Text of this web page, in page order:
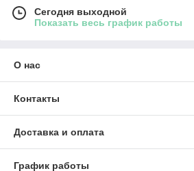
Сегодня выходной
Показать весь график работы
О нас
Контакты
Доставка и оплата
График работы